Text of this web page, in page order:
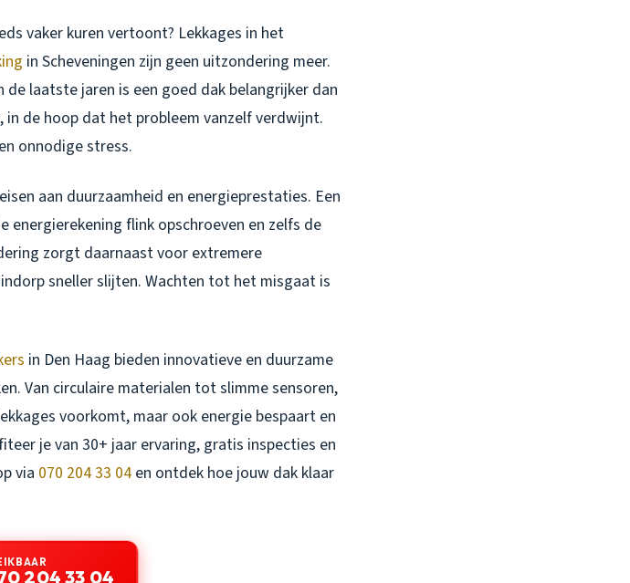
vaker kuren vertoont? Lekkages in het
in Scheveningen zijn geen uitzondering meer.
laatste jaren is een goed dak belangrijker dan
de hoop dat het probleem vanzelf verdwijnt.
onnodige stress.
aan duurzaamheid en energieprestaties. Een
energierekening flink opschroeven en zelfs de
zorgt daarnaast voor extremere
sneller slijten. Wachten tot het misgaat is
in Den Haag bieden innovatieve en duurzame
Van circulaire materialen tot slimme sensoren,
voorkomt, maar ook energie bespaart en
je van 30+ jaar ervaring, gratis inspecties en
via 070 204 33 04 en ontdek hoe jouw dak klaar
204 33 04